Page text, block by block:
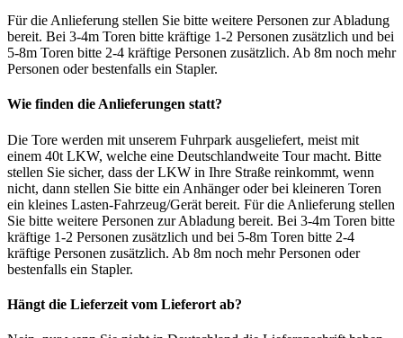
Für die Anlieferung stellen Sie bitte weitere Personen zur Abladung
bereit. Bei 3-4m Toren bitte kräftige 1-2 Personen zusätzlich und bei
5-8m Toren bitte 2-4 kräftige Personen zusätzlich. Ab 8m noch mehr
Personen oder bestenfalls ein Stapler.
Wie finden die Anlieferungen statt?
Die Tore werden mit unserem Fuhrpark ausgeliefert, meist mit
einem 40t LKW, welche eine Deutschlandweite Tour macht. Bitte
stellen Sie sicher, dass der LKW in Ihre Straße reinkommt, wenn
nicht, dann stellen Sie bitte ein Anhänger oder bei kleineren Toren
ein kleines Lasten-Fahrzeug/Gerät bereit. Für die Anlieferung stellen
Sie bitte weitere Personen zur Abladung bereit. Bei 3-4m Toren bitte
kräftige 1-2 Personen zusätzlich und bei 5-8m Toren bitte 2-4
kräftige Personen zusätzlich. Ab 8m noch mehr Personen oder
bestenfalls ein Stapler.
Hängt die Lieferzeit vom Lieferort ab?